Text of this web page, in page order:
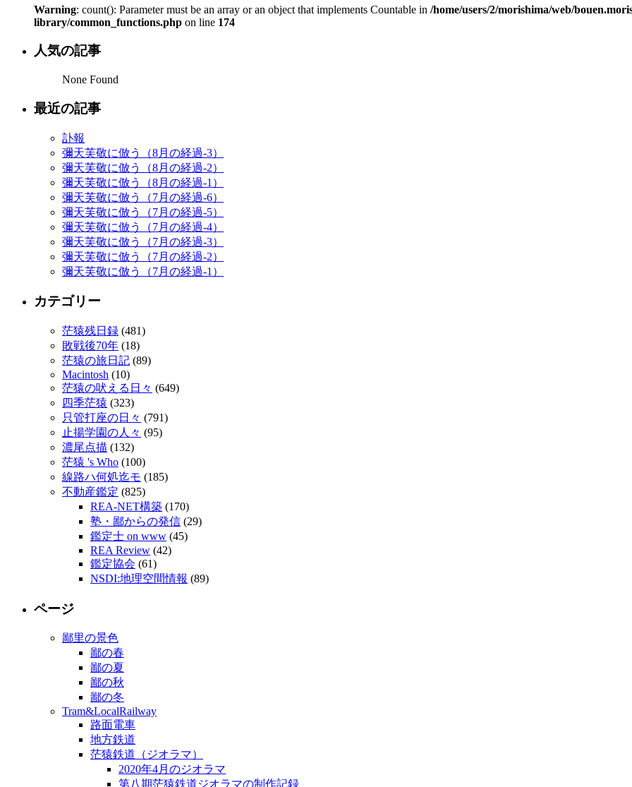
Warning: count(): Parameter must be an array or an object that implements Countable in /home/users/2/morishima/web/
library/common_functions.php on line 174
人気の記事
None Found
最近の記事
訃報
彌天芙敬に倣う（8月の経過-3）
彌天芙敬に倣う（8月の経過-2）
彌天芙敬に倣う（8月の経過-1）
彌天芙敬に倣う（7月の経過-6）
彌天芙敬に倣う（7月の経過-5）
彌天芙敬に倣う（7月の経過-4）
彌天芙敬に倣う（7月の経過-3）
彌天芙敬に倣う（7月の経過-2）
彌天芙敬に倣う（7月の経過-1）
カテゴリー
茫猿残日録 (481)
敗戦後70年 (18)
茫猿の旅日記 (89)
Macintosh (10)
茫猿の吠える日々 (649)
四季茫猿 (323)
只管打座の日々 (791)
止揚学園の人々 (95)
濃尾点描 (132)
茫猿 's Who (100)
線路ハ何処迄モ (185)
不動産鑑定 (825)
REA-NET構築 (170)
塾・鄙からの発信 (29)
鑑定士 on www (45)
REA Review (42)
鑑定協会 (61)
NSDI:地理空間情報 (89)
ページ
鄙里の景色
鄙の春
鄙の夏
鄙の秋
鄙の冬
Tram&LocalRailway
路面電車
地方鉄道
茫猿鉄道（ジオラマ）
2020年4月のジオラマ
第八期茫猿鉄道ジオラマの制作記録